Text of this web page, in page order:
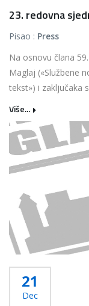
23. redovna
Pisao : Press
Na osnovu člana
Maglaj («Službene
tekst») i zaključaka
Više...
21
Dec